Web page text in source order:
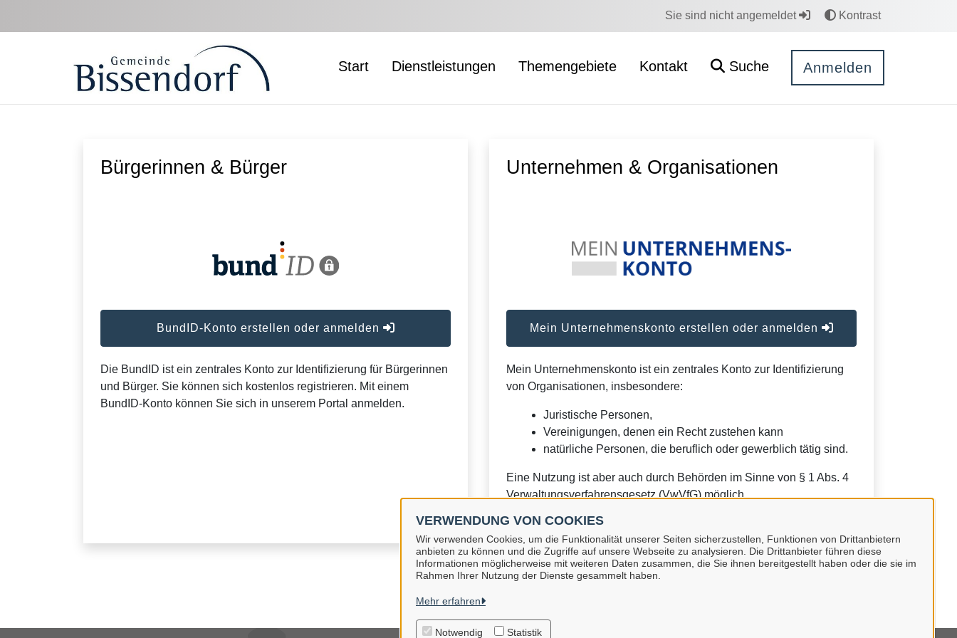
VERWENDUNG VON COOKIES
Wir verwenden Cookies, um die Funktionalität unserer Seiten sicherzustellen, Funktionen von Drittanbietern
anbieten zu können und die Zugriffe auf unsere Webseite zu analysieren. Die Drittanbieter führen diese
Informationen möglicherweise mit weiteren Daten zusammen, die Sie ihnen bereitgestellt haben oder die sie im
Rahmen Ihrer Nutzung der Dienste gesammelt haben.
Mehr erfahren
Notwendig Statistik
Sie sind nicht angemeldet Kontrast
Start Dienstleistungen Themengebiete Kontakt Suche Anmelden
Bürgerinnen & Bürger
BundID-Konto erstellen oder anmelden
Die BundID ist ein zentrales Konto zur Identifizierung für Bürgerinnen
und Bürger. Sie können sich kostenlos registrieren. Mit einem
BundID-Konto können Sie sich in unserem Portal anmelden.
Unternehmen & Organisationen
Mein Unternehmenskonto erstellen oder anmelden
Mein Unternehmenskonto ist ein zentrales Konto zur Identifizierung
von Organisationen, insbesondere:
Juristische Personen,
Vereinigungen, denen ein Recht zustehen kann
natürliche Personen, die beruflich oder gewerblich tätig sind.
Eine Nutzung ist aber auch durch Behörden im Sinne von § 1 Abs. 4
Verwaltungsverfahrensgesetz (VwVfG) möglich.